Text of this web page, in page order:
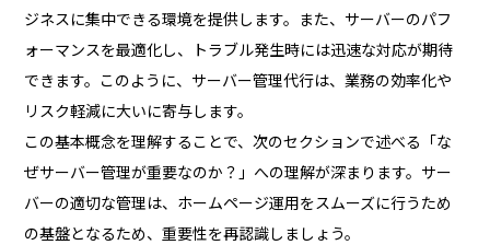
ジネスに集中できる環境を提供します。また、サーバーのパフ
ォーマンスを最適化し、トラブル発生時には迅速な対応が期待
できます。このように、サーバー管理代行は、業務の効率化や
リスク軽減に大いに寄与します。
この基本概念を理解することで、次のセクションで述べる「な
ぜサーバー管理が重要なのか？」への理解が深まります。サー
バーの適切な管理は、ホームページ運用をスムーズに行うため
の基盤となるため、重要性を再認識しましょう。